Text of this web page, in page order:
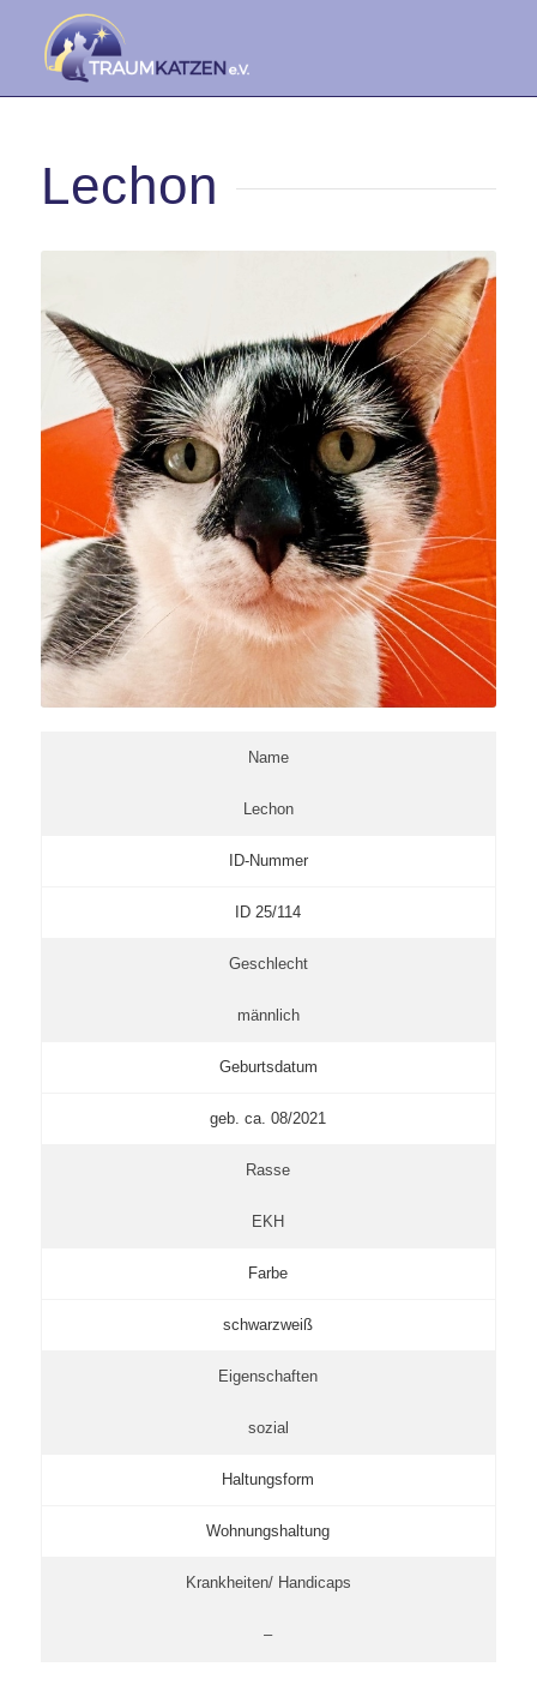
Lechon
Name
Lechon
ID-Nummer
ID 25/114
Geschlecht
männlich
Geburtsdatum
geb. ca. 08/2021
Rasse
EKH
Farbe
schwarzweiß
Eigenschaften
sozial
Haltungsform
Wohnungshaltung
Krankheiten/ Handicaps
–